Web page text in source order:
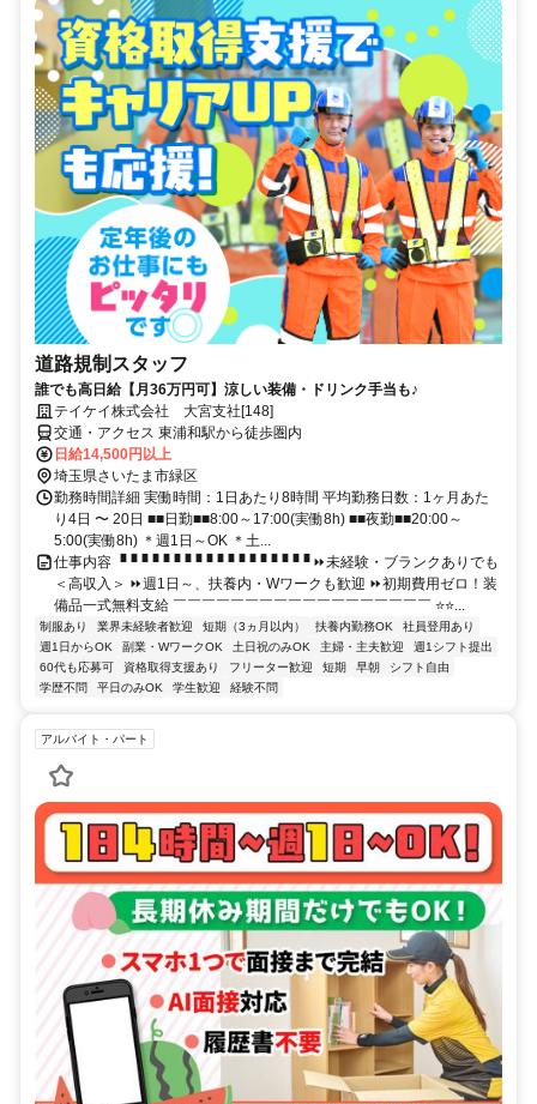
道路規制スタッフ
誰でも高日給【月36万円可】涼しい装備・ドリンク手当も♪
テイケイ株式会社 大宮支社[148]
交通・アクセス 東浦和駅から徒歩圏内
日給14,500円以上
埼玉県さいたま市緑区
勤務時間詳細 実働時間：1日あたり8時間 平均勤務日数：1ヶ月あた
り4日 〜 20日 ■■日勤■■8:00～17:00(実働8h) ■■夜勤■■20:00～
5:00(実働8h) ＊週1日～OK ＊土...
仕事内容 ▝▝▝▝▝▝▝▝▝▝▝▝▝▝▝▝▝▝ ⏩未経験・ブランクありでも
＜高収入＞ ⏩週1日～、扶養内・Wワークも歓迎 ⏩初期費用ゼロ！装
備品一式無料支給 ￣￣￣￣￣￣￣￣￣￣￣￣￣￣￣￣￣￣ ⭐⭐...
制服あり 業界未経験者歓迎 短期（3ヵ月以内） 扶養内勤務OK
社員登用あり
週1日からOK
副業・WワークOK 土日祝のみOK 主婦・主夫歓迎
週1シフト提出
60代も応募可
資格取得支援あり フリーター歓迎 短期 早朝
シフト自由
学歴不問
平日のみOK 学生歓迎 経験不問
アルバイト・パート